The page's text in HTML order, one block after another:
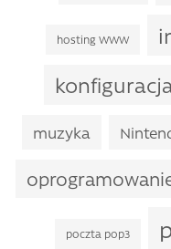
hosting WWW
muzyka
poczta pop3